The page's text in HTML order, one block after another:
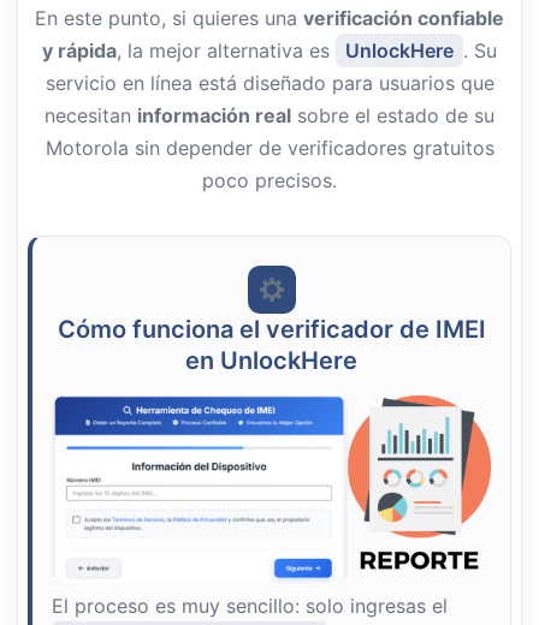
En este punto, si quieres una verificación confiable
y rápida, la mejor alternativa es UnlockHere . Su
servicio en línea está diseñado para usuarios que
necesitan información real sobre el estado de su
Motorola sin depender de verificadores gratuitos
poco precisos.
Cómo funciona el verificador de IMEI
en UnlockHere
El proceso es muy sencillo: solo ingresas el